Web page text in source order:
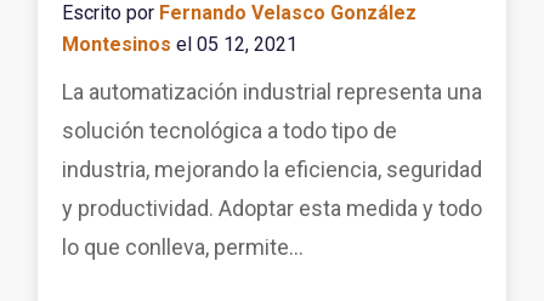
Escrito por Fernando Velasco González
Montesinos el 05 12, 2021
La automatización industrial representa una
solución tecnológica a todo tipo de
industria, mejorando la eficiencia, seguridad
y productividad. Adoptar esta medida y todo
lo que conlleva, permite...